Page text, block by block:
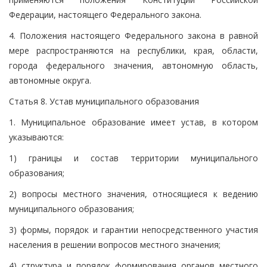
Федерации, настоящего Федерального закона.
4. Положения настоящего Федерального закона в равной
мере распространяются на республики, края, области,
города федерального значения, автономную область,
автономные округа.
Статья 8. Устав муниципального образования
1. Муниципальное образование имеет устав, в котором
указываются:
1) границы и состав территории муниципального
образования;
2) вопросы местного значения, относящиеся к ведению
муниципального образования;
3) формы, порядок и гарантии непосредственного участия
населения в решении вопросов местного значения;